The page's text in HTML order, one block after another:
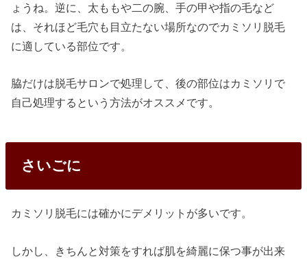
ょうね。逆に、太ももや二の腕、手の甲や指の毛など
は、それほど毛穴も目立たない場所なのでカミソリ脱毛
に適している部位です。
脇だけは脱毛サロンで処理して、後の部位はカミソリで
自己処理するという方法がオススメです。
さいごに
カミソリ脱毛には確かにデメリットが多いです。
しかし、きちんと対策をすれば肌を綺麗に保つ事が出来